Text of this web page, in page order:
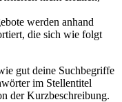
werden anhand
die sich wie folgt
gut deine Suchbegriffe
im Stellentitel
der Kurzbeschreibung.